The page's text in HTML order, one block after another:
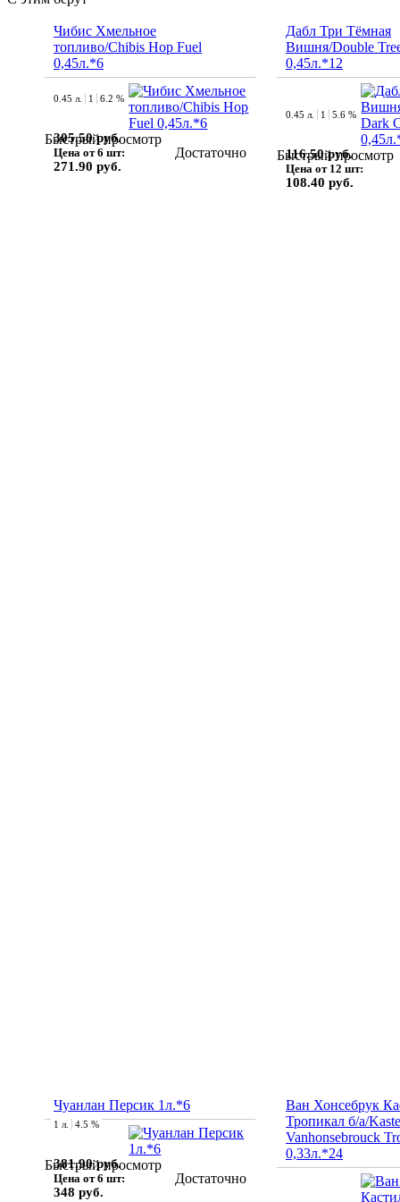
Чибис Хмельное
топливо/Chibis Hop Fuel
0,45л.*6
Быстрый просмотр
0.45 л. 1 6.2 %
305.50 руб.
Цена от 6 шт:
271.90 руб.
Достаточно
Дабл Три Тёмная
Вишня/Double
0,45л.*12
Быстрый просмотр
0.45 л. 1 5.6 %
116.50 руб.
Цена от 12 шт:
108.40 руб.
Чуанлан Персик 1л.*6
Быстрый просмотр
1 л. 4.5 %
381.90 руб.
Цена от 6 шт:
348 руб.
Достаточно
Ван Хонсебрук
Тропикал б/а/
Vanhonsebrouck
0,33л.*24